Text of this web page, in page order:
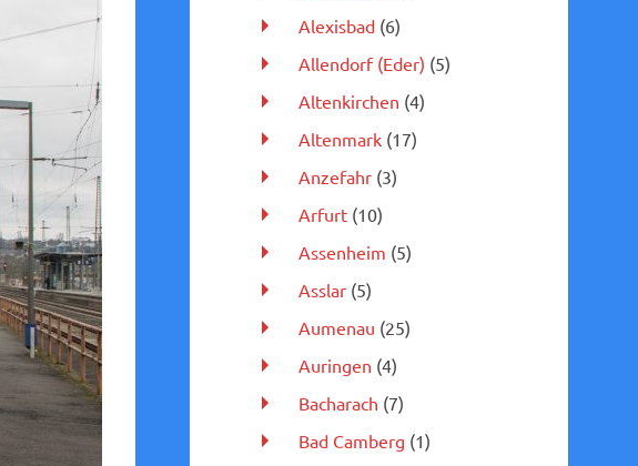
Alexisbad(6)
Allendorf (Eder) (5)
Altenkirchen (4)
Altenmark(17)
Anzefahr(3)
Arfurt(10)
Assenheim (5)
Asslar(5)
Aumenau (25)
Auringen (4)
Bacharach (7)
Bad Camberg (1)